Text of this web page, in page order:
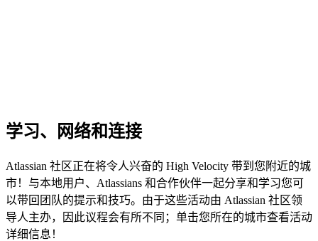
学习、网络和连接
Atlassian 社区正在将令人兴奋的 High Velocity 带到您附近的城
市！与本地用户、Atlassians 和合作伙伴一起分享和学习您可
以带回团队的提示和技巧。由于这些活动由 Atlassian 社区领
导人主办，因此议程会有所不同；单击您所在的城市查看活动
详细信息！